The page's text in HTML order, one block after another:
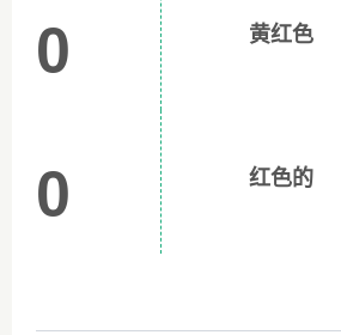
0 黄红色
0 红色的